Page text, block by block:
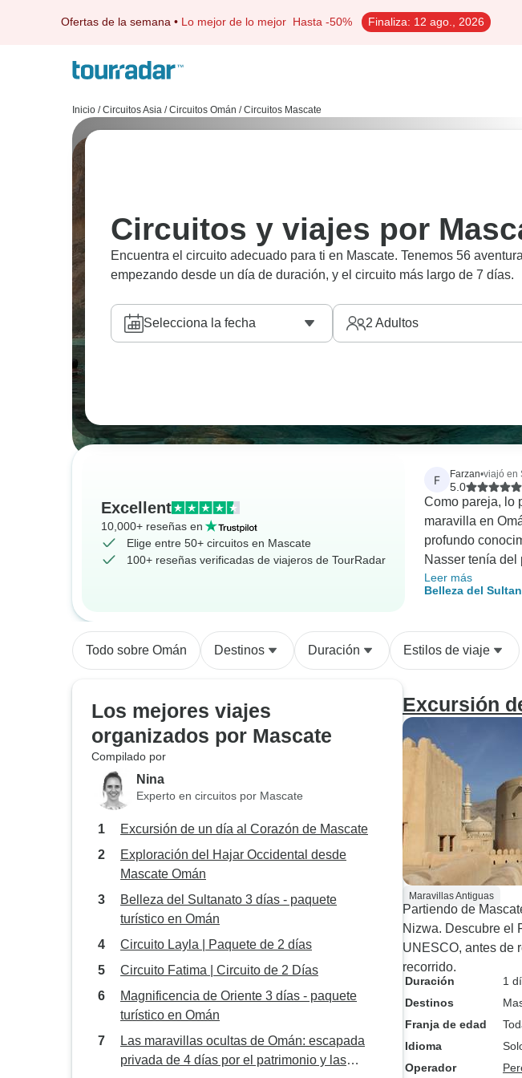
Ofertas de la semana • Lo mejor de lo mejor Hasta -50% Finaliza: 12 ago., 2026
Inicio / Circuitos Asia / Circuitos Omán / Circuitos Mascate
Circuitos y viajes por
Encuentra el circuito adecuado para ti en Mascate. Tenemos 56
empezando desde un día de duración, y el circuito más largo de 7 días.
Selecciona la fecha 2 Adultos
Excellent
10,000+ reseñas en
Elige entre 50+ circuitos en Mascate
100+ reseñas verificadas de viajeros de TourRadar
F Farzan•viajó en
5.0
Como pareja, lo
maravilla en
profundo
Nasser tenía del
cálida personalidad.
un recorrido por
ciudad de
vimos Quriyat
sumidero de
continuamos
Playa de las
del hermoso Wadi
y Ras Al Hadd
históricas,
reserva de Ras
permitió
Tortugas en
traslado al mar).
pudimos
estrellas en el
complejo. El segundo día
exploramos
Khaled. En este
Wadi
y de las aguas
para nadar. El
Wahiba era
Leer más
Belleza del
Todo sobre Omán Destinos Duración Estilos de viaje
Los mejores viajes
organizados por Mascate
Compilado por
Nina
Experto en circuitos por Mascate
Excursión de un día al Corazón de Mascate
Exploración del Hajar Occidental desde
Mascate Omán
Belleza del Sultanato 3 días - paquete
turístico en Omán
Circuito Layla | Paquete de 2 días
Circuito Fatima | Circuito de 2 Días
Magnificencia de Oriente 3 días - paquete
turístico en Omán
Las maravillas ocultas de Omán: escapada
privada de 4 días por el patrimonio y las
Excursión
Maravillas Antiguas
Partiendo de
Nizwa. Descubre el
UNESCO, antes de
recorrido.
Duración
1
Destinos
Franja de edad
Idioma
Operador